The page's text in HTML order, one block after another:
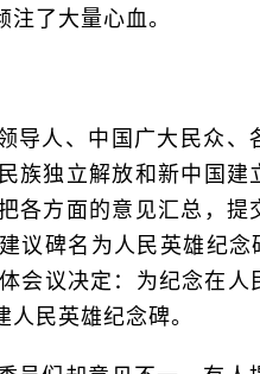
了大量心血。
导人、中国广大民众、
族独立解放和新中国建
各方面的意见汇总，提
议碑名为人民英雄纪
会议决定：为纪念在人
民英雄纪念碑。